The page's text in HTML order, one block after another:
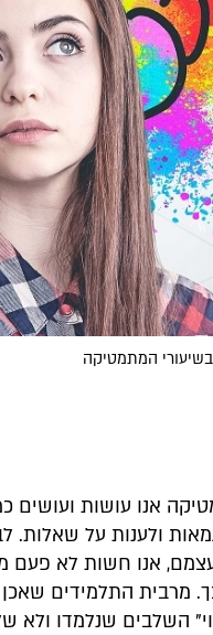
המתמטיקה
אנו עושות ועושים
ולענות על שאלות.
אנו חשות לא פעם
מרבית התלמידים
השלבים שנלמדו ולא